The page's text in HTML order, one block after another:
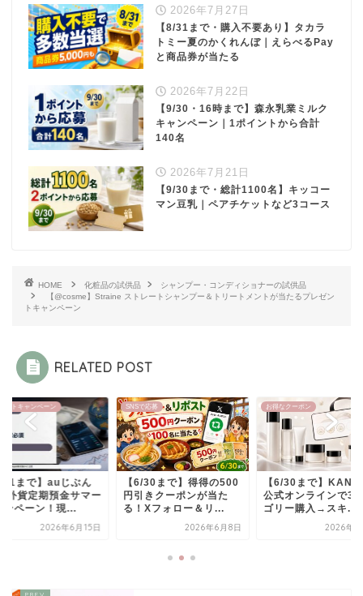
2026年7月27日
【8/31まで・購入不要あり】タカラ
トミー夏のかくれんぼ｜えらべるPay
と商品券が当たる
2026年7月22日
【9/30・16時まで】森永乳業ミルク
キャンペーン｜1ポイントから合計
140名
2026年7月21日
【9/30まで・総計1100名】キッコー
マン豆乳｜ペアチケットなど3コース
HOME 化粧品の試供品
シャンプー・コンディショナーの試供品
【@cosme】Straine ストレートシャンプー＆トリートメントが当たるプレゼン
トキャンペーン
RELATED POST
応募
まで】得得の500
きクーポンが当た
Xフォロー＆リ...
2026年6月8日
お得なクーポン
【6/30まで】KANEBO
公式オンラインで3カテ
ゴリー購入→スキ...
2026年6月5日
プレゼントキャンペーン
【7/31まで】auじ
銀行 外貨定期預金サ
キャンペーン！現...
2026年6